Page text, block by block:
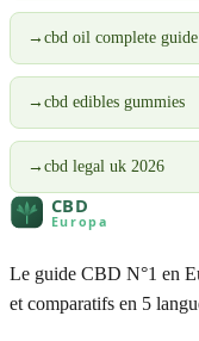
→ cbd oil complete guide
→ cbd edibles gummies
→ cbd legal uk 2026
Le guide CBD N°1 en
et comparatifs en 5